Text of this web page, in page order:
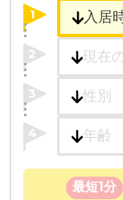
1
2
3
4
最短1分